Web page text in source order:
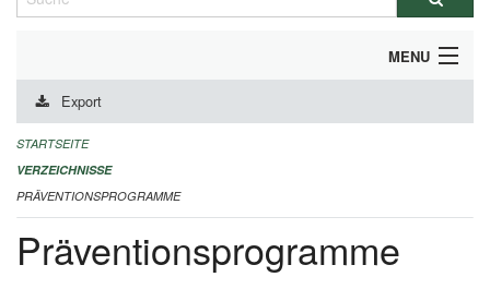
MENU
DURCHFÜHRUNG UND FINANZIERUNG
IMPRESSUM
Export
STARTSEITE
VERZEICHNISSE
PRÄVENTIONSPROGRAMME
Präventionsprogramme